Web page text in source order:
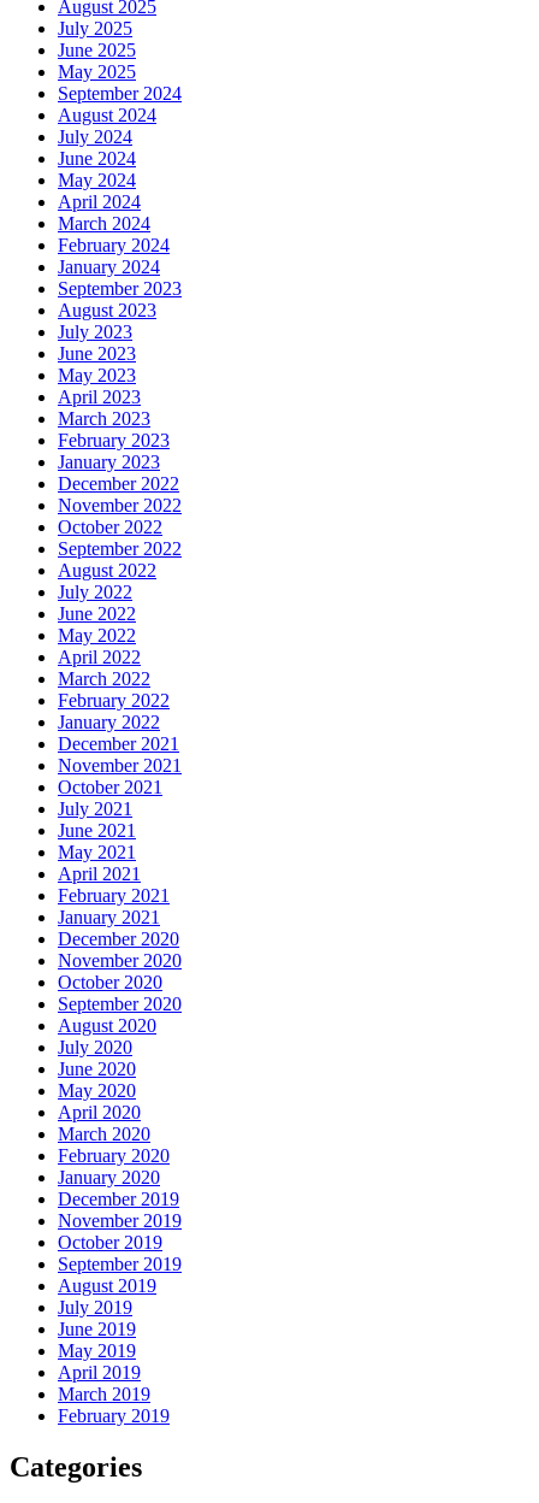
August 2025
July 2025
June 2025
May 2025
September 2024
August 2024
July 2024
June 2024
May 2024
April 2024
March 2024
February 2024
January 2024
September 2023
August 2023
July 2023
June 2023
May 2023
April 2023
March 2023
February 2023
January 2023
December 2022
November 2022
October 2022
September 2022
August 2022
July 2022
June 2022
May 2022
April 2022
March 2022
February 2022
January 2022
December 2021
November 2021
October 2021
July 2021
June 2021
May 2021
April 2021
February 2021
January 2021
December 2020
November 2020
October 2020
September 2020
August 2020
July 2020
June 2020
May 2020
April 2020
March 2020
February 2020
January 2020
December 2019
November 2019
October 2019
September 2019
August 2019
July 2019
June 2019
May 2019
April 2019
March 2019
February 2019
Categories